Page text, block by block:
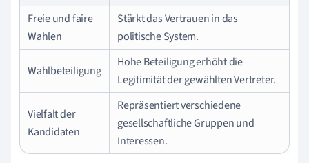
Freie und faire
Wahlen
Stärkt das Vertrauen in das
politische System.
Wahlbeteiligung
Hohe Beteiligung erhöht die
Legitimität der gewählten Vertreter.
Vielfalt der
Kandidaten
Repräsentiert verschiedene
gesellschaftliche Gruppen und
Interessen.